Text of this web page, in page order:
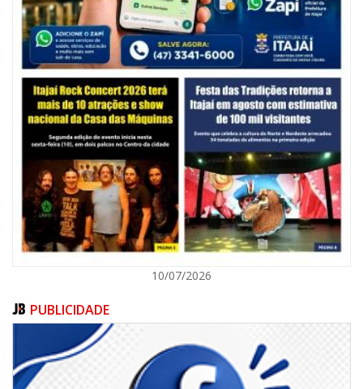
06/08/2026 | 10:14
Defesa Civil de SC monitora formação de ciclone-bomba no Sul do Brasil;
entenda como o fenômeno se forma e quais os impactos no estado
ITAJAÍ
10/07/2026
PUBLICIDADE